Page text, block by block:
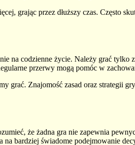
grając przez dłuższy czas. Często
na codzienne życie. Należy grać
przerwy mogą pomóc w
grać. Znajomość zasad oraz strategii
że żadna gra nie zapewnia
bardziej świadome podejmowanie